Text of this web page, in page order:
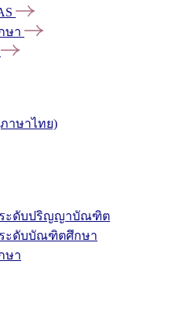
ษา
าษาไทย)
ระดับปริญญาบัณฑิต
ะดับบัณฑิตศึกษา
ษา